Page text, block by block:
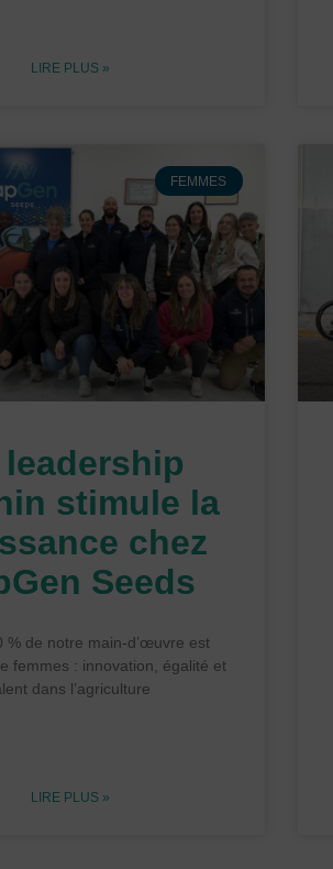
LIRE PLUS »
FEMMES
leadership
stimule la
chez
Seeds
% de notre main-d’œuvre est
femmes : innovation, égalité et
dans l’agriculture
LIRE PLUS »